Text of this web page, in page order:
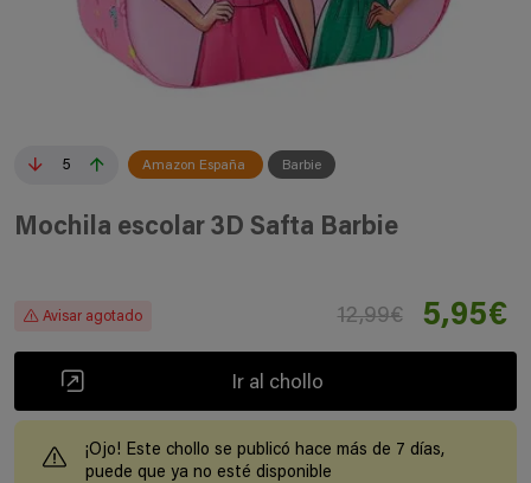
5 Amazon España Barbie
Mochila escolar 3D Safta Barbie
Avisar agotado 12,99€ 5,95€
Ir al chollo
¡Ojo! Este chollo se publicó hace más de 7 días,
puede que ya no esté disponible